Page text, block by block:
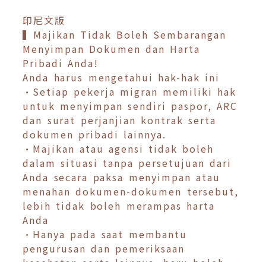
印尼文版
▍Majikan Tidak Boleh Sembarangan
Menyimpan Dokumen dan Harta
Pribadi Anda!
Anda harus mengetahui hak-hak ini
•Setiap pekerja migran memiliki hak
untuk menyimpan sendiri paspor, ARC
dan surat perjanjian kontrak serta
dokumen pribadi lainnya.
•Majikan atau agensi tidak boleh
dalam situasi tanpa persetujuan dari
Anda secara paksa menyimpan atau
menahan dokumen-dokumen tersebut,
lebih tidak boleh merampas harta
Anda
•Hanya pada saat membantu
pengurusan dan pemeriksaan